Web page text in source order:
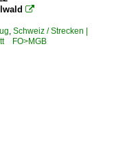

, Schweiz / Strecken |
FO>MGB